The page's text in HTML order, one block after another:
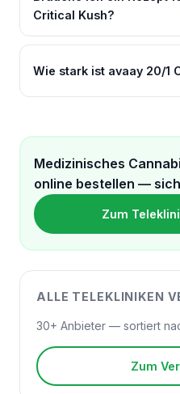
Critical Kush?
Wie stark ist avaay 20/1
Medizinisches
online bestellen —
Zum
ALLE TELEKLINIKEN
30+ Anbieter — sortiert
Zum